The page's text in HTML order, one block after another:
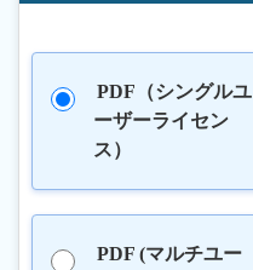
PDF（シングルユ
ーザーライセン
ス）
PDF (マルチユー